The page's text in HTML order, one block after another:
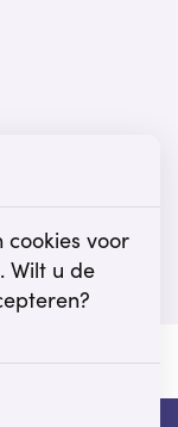
instellingen
voor
Wilt u de